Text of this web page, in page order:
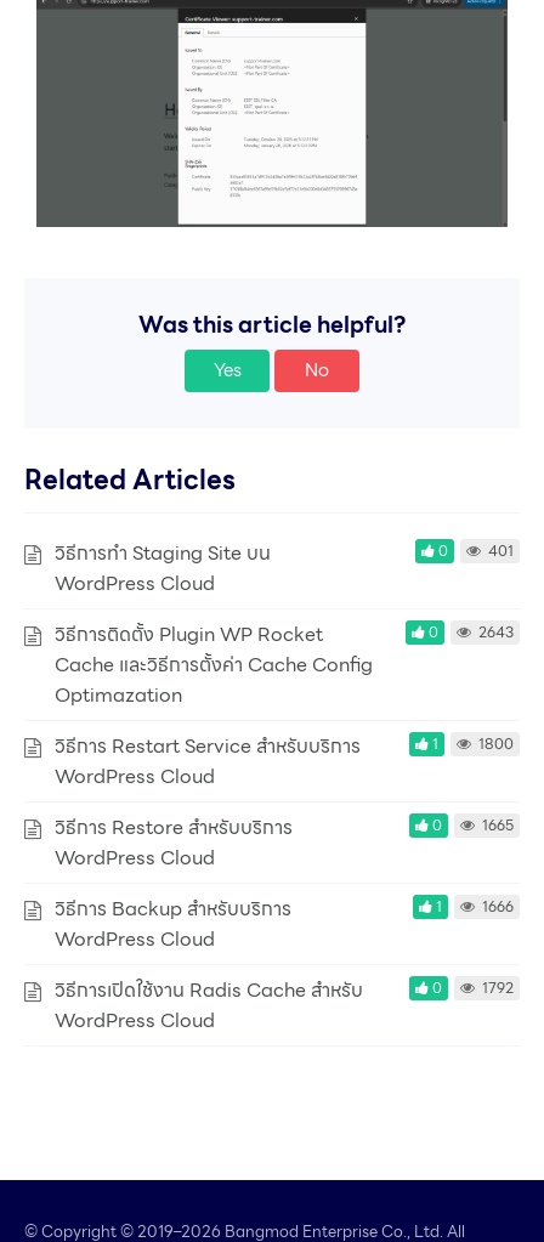
Was this article helpful?
Yes No
Related Articles
วิธีการทำ Staging Site บน
WordPress Cloud
0 401
วิธีการติดตั้ง Plugin WP Rocket
Cache และวิธีการตั้งค่า Cache Config
Optimazation
0 2643
วิธีการ Restart Service สำหรับบริการ
WordPress Cloud
1 1800
วิธีการ Restore สำหรับบริการ
WordPress Cloud
0 1665
วิธีการ Backup สำหรับบริการ
WordPress Cloud
1 1666
วิธีการเปิดใช้งาน Radis Cache สำหรับ
WordPress Cloud
0 1792
© Copyright © 2019–2026 Bangmod Enterprise Co., Ltd. All